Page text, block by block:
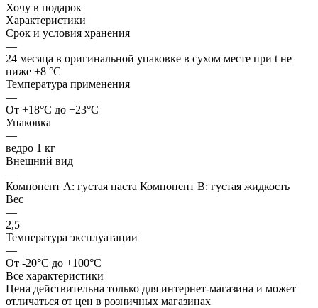
Хочу в подарок
Характеристики
Срок и условия хранения
—
24 месяца в оригинальной упаковке в сухом месте при t не
ниже +8 °C
Температура применения
—
От +18°C до +23°C
Упаковка
—
ведро 1 кг
Внешний вид
—
Компонент А: густая паста Компонент В: густая жидкость
Вес
—
2,5
Температура эксплуатации
—
От -20°C до +100°C
Все характеристики
Цена действительна только для интернет-магазина и может
отличаться от цен в розничных магазинах